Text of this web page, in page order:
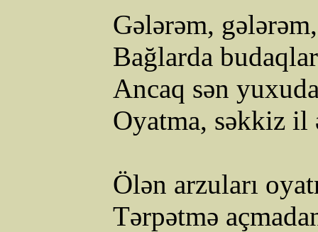
Gələrəm,
Bağlarda
Ancaq sən
Oyatma, səkkiz
Ölən arzuları
Tərpətmə